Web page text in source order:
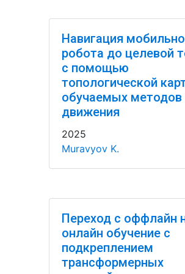
Навигация
робота до целевой
с помощью
топологической
обучаемых методов
движения
2025
Muravyov K.
Переход с оффлайн
онлайн обучение с
подкреплением
трансформерных